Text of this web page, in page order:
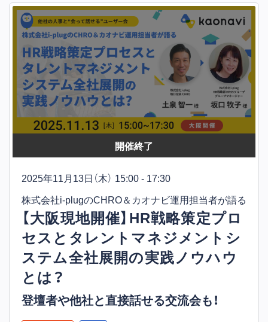
開催終了
2025年11月13日 （木） 15:00 - 17:30
株式会社i-plugのCHRO＆カオナビ運用担当者が語る
【大阪現地開催】HR戦略策定プロ
セスとタレントマネジメントシ
ステム全社展開の実践ノウハウ
とは？
登壇者や他社と直接話せる交流会も！